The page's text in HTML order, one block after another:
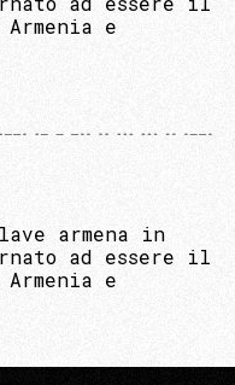
e
armena in
ad essere il
e